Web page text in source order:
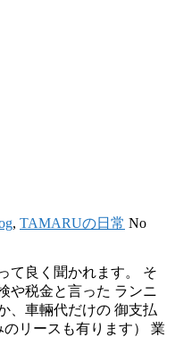
, TAMARUの日常 No
て良く聞かれます。 そ
や税金と言った ランニ
、車輛代だけの 御支払
リースも有ります） 業